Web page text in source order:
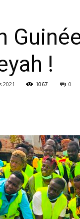
!
2021 1067 0